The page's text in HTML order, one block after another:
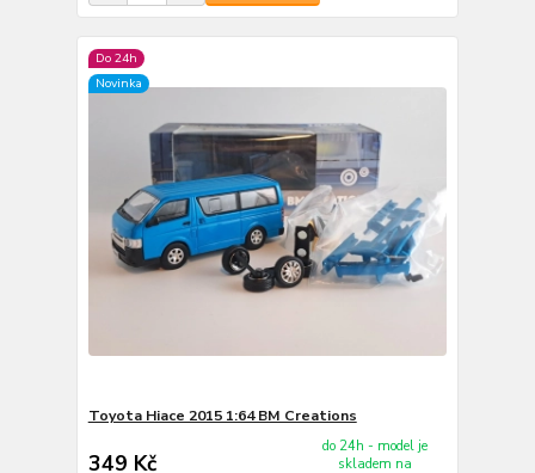
Do 24h
Novinka
Toyota Hiace 2015 1:64 BM Creations
349 Kč
do 24h - model je
skladem na